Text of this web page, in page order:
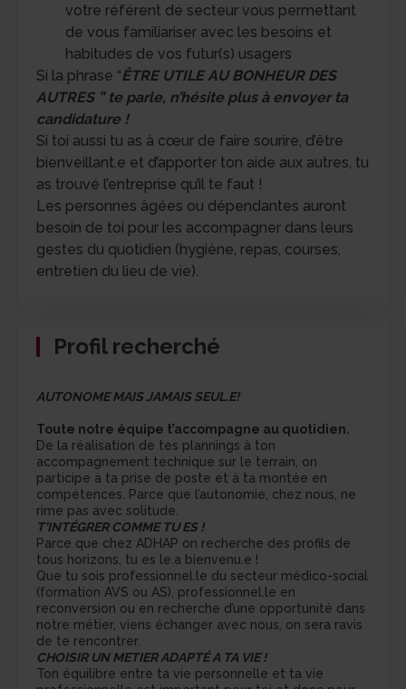
votre référent de secteur vous permettant
de vous familiariser avec les besoins et
habitudes de vos futur(s) usagers
Si la phrase “ÊTRE UTILE AU BONHEUR DES
AUTRES ” te parle, n’hésite plus à envoyer ta
candidature !
Si toi aussi tu as à cœur de faire sourire, d’être
bienveillant.e et d’apporter ton aide aux autres, tu
as trouvé l’entreprise qu’il te faut !
Les personnes âgées ou dépendantes auront
besoin de toi pour les accompagner dans leurs
gestes du quotidien (hygiène, repas, courses,
entretien du lieu de vie).
Profil recherché
AUTONOME MAIS JAMAIS SEUL.E!
Toute notre équipe t’accompagne au quotidien.
De la réalisation de tes plannings à ton
accompagnement technique sur le terrain, on
participe à ta prise de poste et à ta montée en
compétences. Parce que l’autonomie, chez nous, ne
rime pas avec solitude.
T’INTÉGRER COMME TU ES !
Parce que chez ADHAP on recherche des profils de
tous horizons, tu es le.a bienvenu.e !
Que tu sois professionnel.le du secteur médico-social
(formation AVS ou AS), professionnel.le en
reconversion ou en recherche d’une opportunité dans
notre métier, viens échanger avec nous, on sera ravis
de te rencontrer.
CHOISIR UN METIER ADAPTÉ A TA VIE !
Ton équilibre entre ta vie personnelle et ta vie